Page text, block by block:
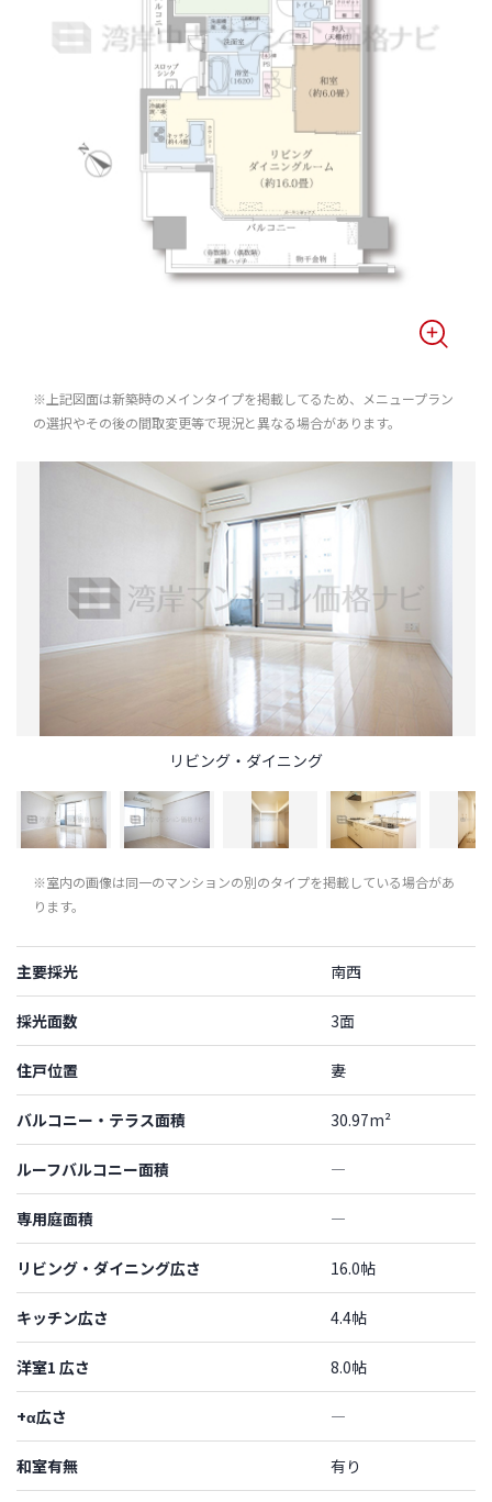
※上記図面は新築時のメインタイプを掲載してるため、メニュープラン
の選択やその後の間取変更等で現況と異なる場合があります。
リビング・ダイニング
※室内の画像は同一のマンションの別のタイプを掲載している場合があ
ります。
主要採光 南西
採光面数 3面
住戸位置 妻
バルコニー・テラス面積 30.97m²
ルーフバルコニー面積 ―
専用庭面積 ―
リビング・ダイニング広さ 16.0帖
キッチン広さ 4.4帖
洋室1 広さ 8.0帖
+α広さ ―
和室有無 有り